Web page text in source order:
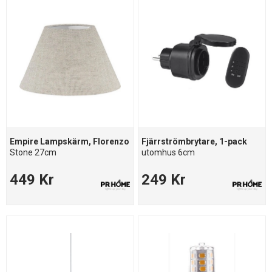
Empire Lampskärm, Florenzo
Stone 27cm
449 Kr
Fjärrströmbrytare, 1-pack
utomhus 6cm
249 Kr